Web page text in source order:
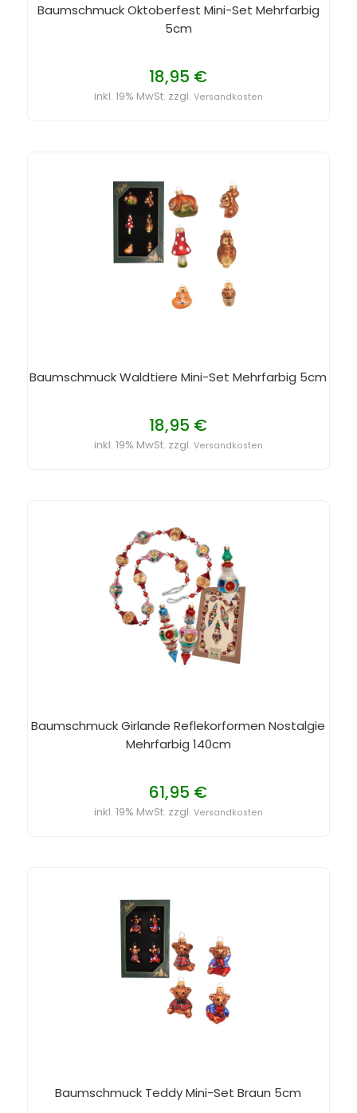
Baumschmuck Oktoberfest Mini-Set Mehrfarbig
5cm
18,95 €
inkl. 19% MwSt. zzgl. Versandkosten
Baumschmuck Waldtiere Mini-Set Mehrfarbig 5cm
18,95 €
inkl. 19% MwSt. zzgl. Versandkosten
Baumschmuck Girlande Reflekorformen Nostalgie
Mehrfarbig 140cm
61,95 €
inkl. 19% MwSt. zzgl. Versandkosten
Baumschmuck Teddy Mini-Set Braun 5cm